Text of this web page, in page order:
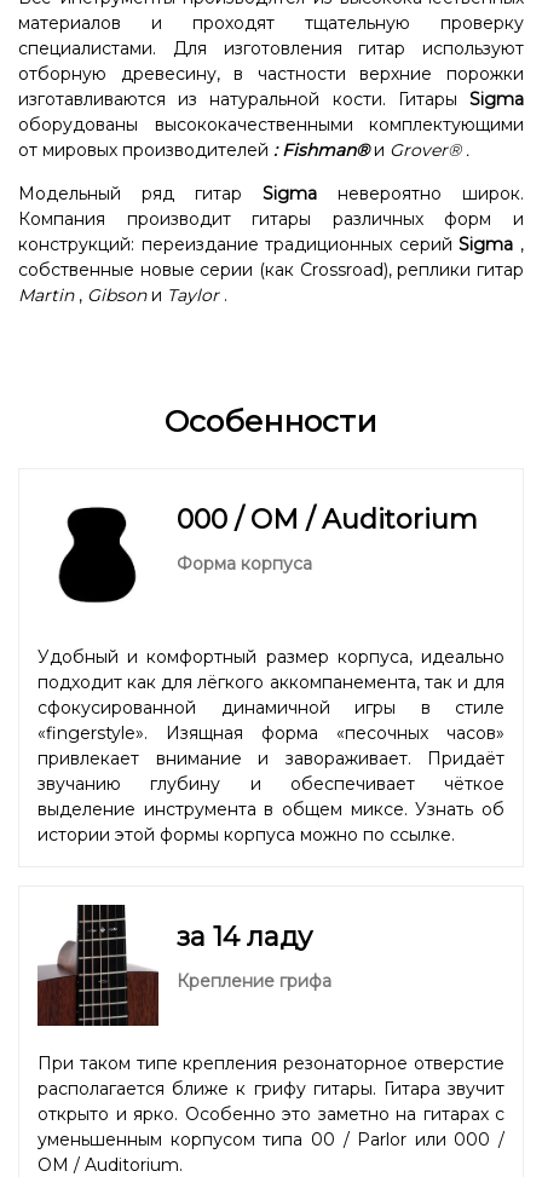
материалов и проходят тщательную проверку
специалистами. Для изготовления гитар используют
отборную древесину, в частности верхние порожки
изготавливаются из натуральной кости. Гитары Sigma
оборудованы высококачественными комплектующими
от мировых производителей :Fishman® и Grover® .
Модельный ряд гитар Sigma невероятно широк.
Компания производит гитары различных форм и
конструкций: переиздание традиционных серийSigma ,
собственные новые серии (как Crossroad), реплики гитар
Martin, Gibsonи Taylor.
Особенности
000 / OM / Auditorium
Форма корпуса
Удобный и комфортный размер корпуса, идеально
подходит как для лёгкого аккомпанемента, так и для
сфокусированной динамичной игры в стиле
«fingerstyle». Изящная форма «песочных часов»
привлекает внимание и завораживает. Придаёт
звучанию глубину и обеспечивает чёткое
выделение инструмента в общем миксе. Узнать об
истории этой формы корпуса можно по ссылке.
за 14 ладу
Крепление грифа
При таком типе крепления резонаторное отверстие
располагается ближе к грифу гитары. Гитара звучит
открыто и ярко. Особенно это заметно на гитарах с
уменьшенным корпусом типа 00 / Parlor или 000 /
OM / Auditorium.